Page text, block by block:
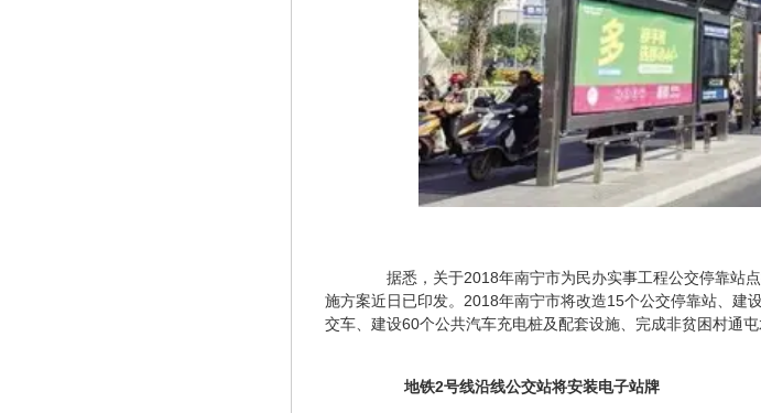
据悉，关于2018年南宁市为民办实事工程公交停靠站
施方案近日已印发。2018年南宁市将改造15个公交停靠站、建
交车、建设60个公共汽车充电桩及配套设施、完成非贫困村通
地铁2号线沿线公交站将安装电子站牌